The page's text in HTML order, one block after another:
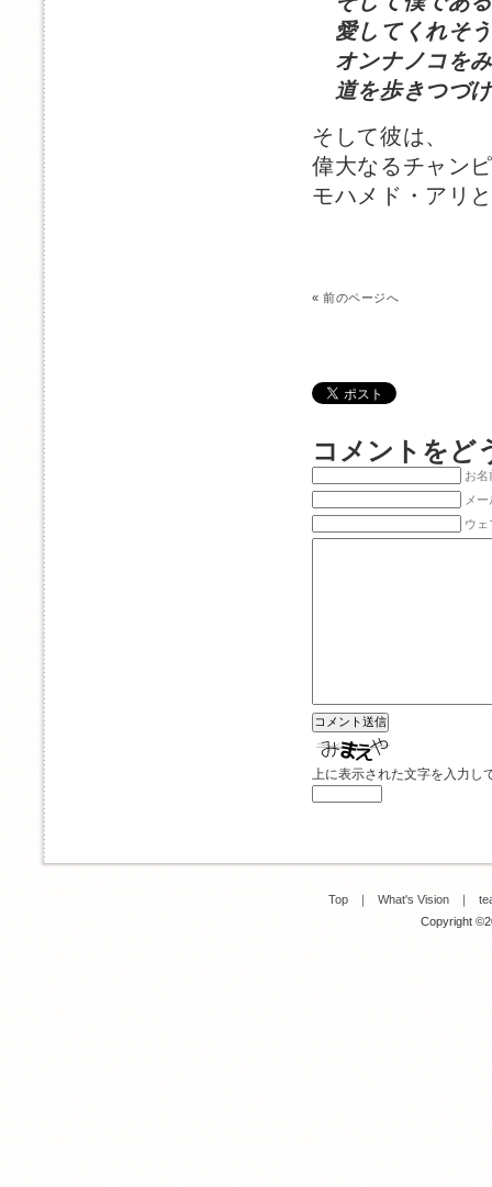
愛してくれそ
オンナノコを
道を歩きつづ
そして彼は、
偉大なるチャン
モハメド・アリ
«前のページへ
コメントをど
お名
メ
ウェ
上に表示された文字を入力し
Top ｜ What's Vision ｜
Copyright